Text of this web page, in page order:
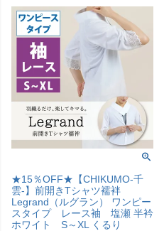
★15％OFF★【CHIKUMO-千
雲-】前開きTシャツ襦袢
Legrand（ルグラン） ワンピー
スタイプ レース袖 塩瀬 半衿
ホワイト S～XL くるり